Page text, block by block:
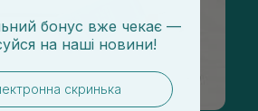
бонус вже чекає —
на наші новини!